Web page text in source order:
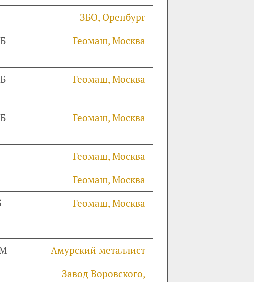
ЗБО, Оренбург
Геомаш, Москва
Геомаш, Москва
Геомаш, Москва
Геомаш, Москва
Геомаш, Москва
Геомаш, Москва
Амурский металлист
Завод Воровского,